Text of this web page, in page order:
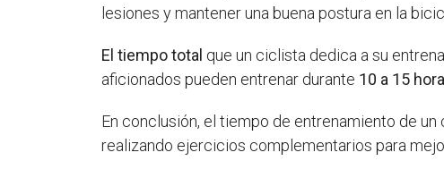
lesiones y mantener una buena postura en la
El tiempo total que un ciclista dedica a su
aficionados pueden entrenar durante 10 a 15
En conclusión, el tiempo de entrenamiento de
realizando ejercicios complementarios para